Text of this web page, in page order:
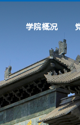
学院概况
学院简介
现任领导
历史沿革
系所设置
联系我们